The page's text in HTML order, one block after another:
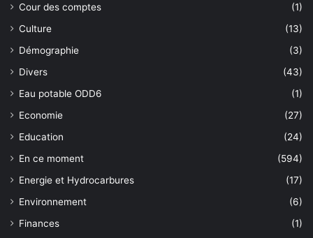
Cour des comptes
(1)
Culture
(13)
Démographie
(3)
Divers
(43)
Eau potable ODD6
(1)
Economie
(27)
Education
(24)
En ce moment
(594)
Energie et Hydrocarbures
(17)
Environnement
(6)
Finances
(1)